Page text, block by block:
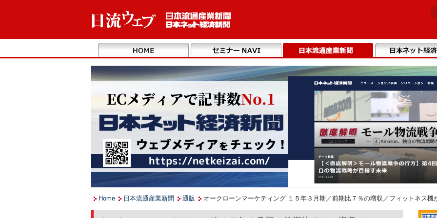
Home 日本流通産業新聞 通販 オークローンマーケティング １５年３月期／前期比７％の増収／フィットネス機